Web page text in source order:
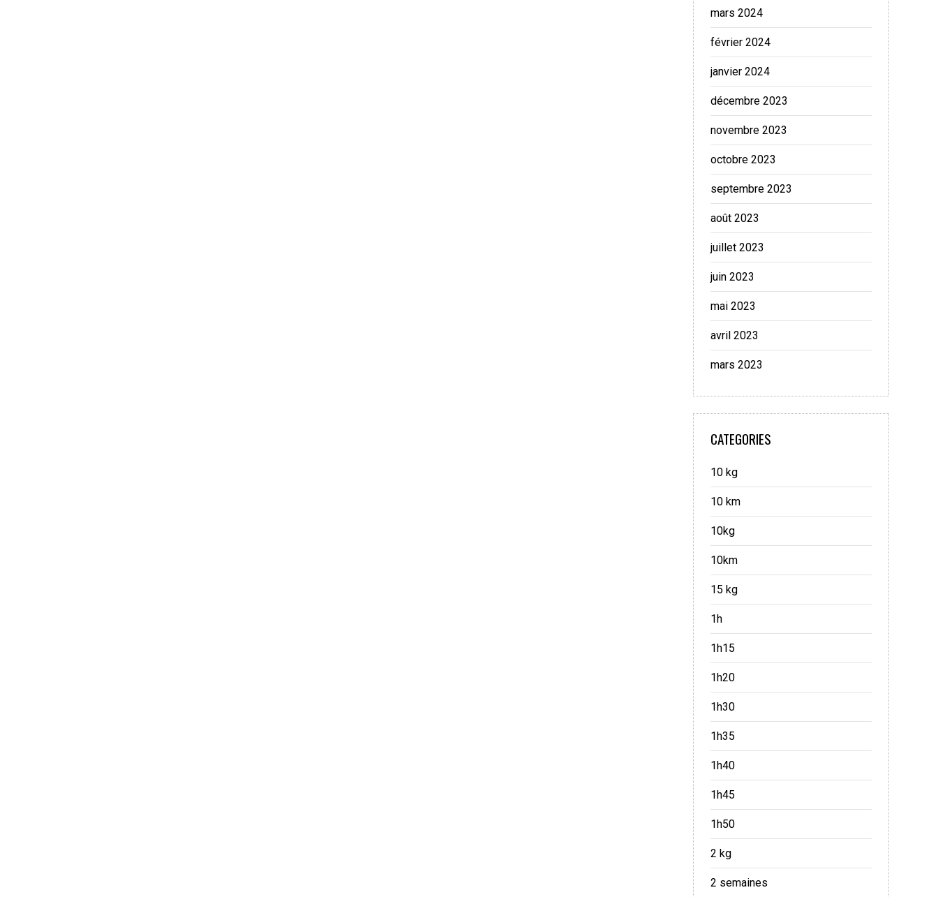
mars 2024
février 2024
janvier 2024
décembre 2023
novembre 2023
octobre 2023
septembre 2023
août 2023
juillet 2023
juin 2023
mai 2023
avril 2023
mars 2023
CATEGORIES
10 kg
10 km
10kg
10km
15 kg
1h
1h15
1h20
1h30
1h35
1h40
1h45
1h50
2 kg
2 semaines